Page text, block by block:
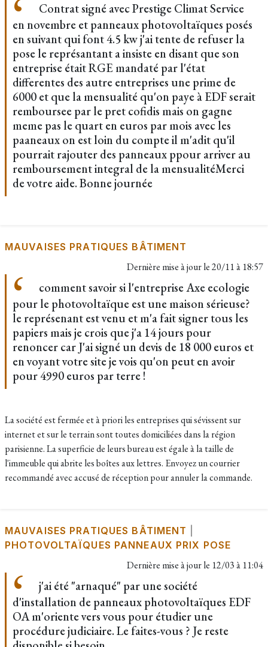
Contrat signé avec Prestige Climat Service
en novembre et panneaux photovoltaïques posés
en suivant qui font 4.5 kw j'ai tente de refuser la
pose le représantant a insiste en disant que son
entreprise était RGE mandaté par l'état
differentes des autre entreprises une prime de
6000 et que la mensualité qu'on paye à EDF serait
remboursee par le pret cofidis mais on gagne
meme pas le quart en euros par mois avec les
paaneaux on est loin du compte il m'adit qu'il
pourrait rajouter des panneaux ppour arriver au
remboursement integral de la mensualitéMerci
de votre aide. Bonne journée
MAUVAISES PRATIQUES BÂTIMENT
Dernière mise à jour le20/11 à 18:57
comment savoir si l'entreprise Axe ecologie
pour le photovoltaïque est une maison sérieuse?
le représenant est venu et m'a fait signer tous les
papiers mais je crois que j'a 14 jours pour
renoncer car J'ai signé un devis de 18 000 euros et
en voyant votre site je vois qu'on peut en avoir
pour 4990 euros par terre !
La société est fermée et à priori les entreprises qui sévissent sur
internet et sur le terrain sont toutes domiciliées dans la région
parisienne. La superficie de leurs bureau est égale à la taille de
l'immeuble qui abrite les boîtes aux lettres. Envoyez un courrier
recommandé avec accusé de réception pour annuler la commande.
MAUVAISES PRATIQUES BÂTIMENT
PHOTOVOLTAÏQUES PANNEAUX PRIX POSE
Dernière mise à jour le 12/03 à 11:04
j'ai été "arnaqué" par une société
d'installation de panneaux photovoltaïques EDF
OA m'oriente vers vous pour étudier une
procédure judiciaire. Le faites-vous ? Je reste